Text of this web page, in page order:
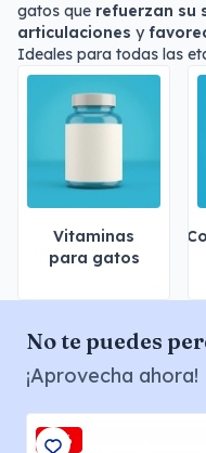
gatos que refuerzan su
articulaciones y
Ideales para todas las
Vitaminas
para gatos
No te puedes
¡Aprovecha ahora!
-5%